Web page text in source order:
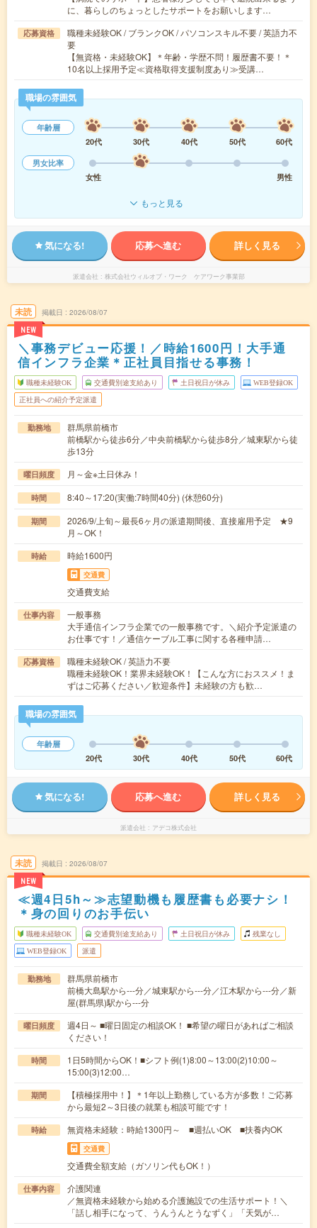
に、暮らしのちょっとしたサポートをお願いします…
応募資格
職種未経験OK / ブランクOK / パソコンスキル不要 / 英語力不
要
【無資格・未経験OK】＊年齢・学歴不問！履歴書不要！＊
10名以上採用予定≪資格取得支援制度あり≫受講…
職場の雰囲気
年齢層
20代
30代 40代 50代
60代
男女比率
女性
男性
もっと見る
気になる! 応募へ進む 詳しく見る
派遣会社 株式会社ウィルオブ・ワーク ケアワーク事業部
未読
NEW
掲載日 2026/08/07
＼事務デビュー応援！／時給1600円！大手通
信インフラ企業＊正社員目指せる事務！
職種未経験OK 交通費別途支給あり 土日祝日が休み WEB登録OK
正社員への紹介予定派遣
勤務地
群馬県前橋市
前橋駅から徒歩6分／中央前橋駅から徒歩8分／城東駅から徒
歩13分
曜日頻度 月～金※土日休み！
時間 8:40～17:20(実働:7時間40分) (休憩60分)
期間
2026/9/上旬～最長6ヶ月の派遣期間後、直接雇用予定 ★9
月～OK！
時給 時給1600円
交通費
交通費支給
仕事内容
一般事務
大手通信インフラ企業での一般事務です。＼紹介予定派遣の
お仕事です！／通信ケーブル工事に関する各種申請…
応募資格
職種未経験OK / 英語力不要
職種未経験OK！業界未経験OK！【こんな方におススメ！ま
ずはご応募ください／歓迎条件】未経験の方も歓…
職場の雰囲気
年齢層
20代
30代 40代 50代 60代
気になる! 応募へ進む 詳しく見る
派遣会社 アデコ株式会社
未読
NEW
掲載日 2026/08/07
≪週4日5h～≫志望動機も履歴書も必要ナシ！
＊身の回りのお手伝い
職種未経験OK 交通費別途支給あり 土日祝日が休み 残業なし
WEB登録OK 派遣
勤務地
群馬県前橋市
前橋大島駅から---分／城東駅から---分／江木駅から---分／新
屋(群馬県)駅から---分
曜日頻度
週4日～ ■曜日固定の相談OK！ ■希望の曜日があればご相談
ください！
時間
1日5時間からOK！■シフト例(1)8:00～13:00(2)10:00～
15:00(3)12:00…
期間
【積極採用中！】＊1年以上勤務している方が多数！ご応募
から最短2～3日後の就業も相談可能です！
時給 無資格未経験：時給1300円～ ■週払いOK ■扶養内OK
交通費
交通費全額支給（ガソリン代もOK！）
仕事内容
介護関連
／無資格未経験から始める介護施設での生活サポート！＼
「話し相手になって、うんうんとうなずく」「天気が…